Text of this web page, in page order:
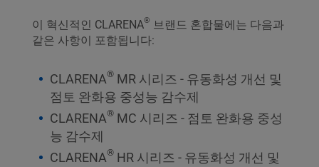
이 혁신적인 CLARENA® 브랜드 혼합물에는 다음과
같은 사항이 포함됩니다:
CLARENA® MR 시리즈 - 유동화성 개선 및
점토 완화용 중성능 감수제
CLARENA® MC 시리즈 - 점토 완화용 중성
능 감수제
CLARENA® HR 시리즈 - 유동화성 개선 및